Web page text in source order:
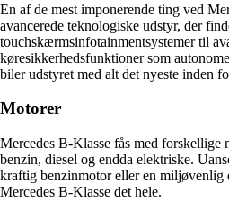
En af de mest imponerende ting ved
avancerede teknologiske udstyr, der
touchskærmsinfotainmentsystemer til
køresikkerhedsfunktioner som
biler udstyret med alt det nyeste inden
Motorer
Mercedes B-Klasse fås med forskellige
benzin, diesel og endda elektriske.
kraftig benzinmotor eller en
Mercedes B-Klasse det hele.